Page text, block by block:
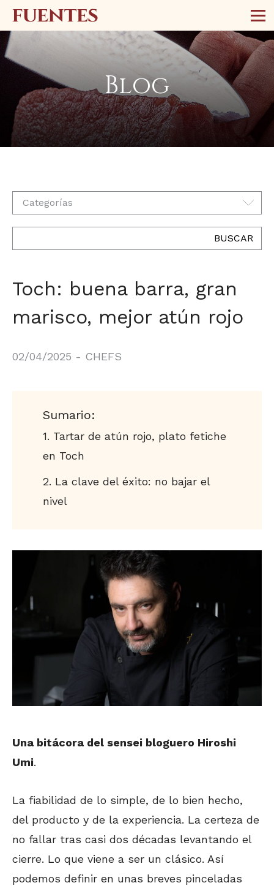
Blog
Categorías
BUSCAR
Toch: buena barra, gran
marisco, mejor atún rojo
02/04/2025 - CHEFS
Sumario:
Tartar de atún rojo, plato fetiche
en Toch
La clave del éxito: no bajar el
nivel
Una bitácora del sensei bloguero Hiroshi
Umi.
La fiabilidad de lo simple, de lo bien hecho,
del producto y de la experiencia. La certeza de
no fallar tras casi dos décadas levantando el
cierre. Lo que viene a ser un clásico. Así
podemos definir en unas breves pinceladas